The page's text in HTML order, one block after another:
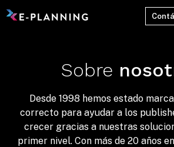
Sobre
Desde 1998 hemos estado
correcto para ayudar a los
crecer gracias a nuestras
primer nivel. Con más de 20 años